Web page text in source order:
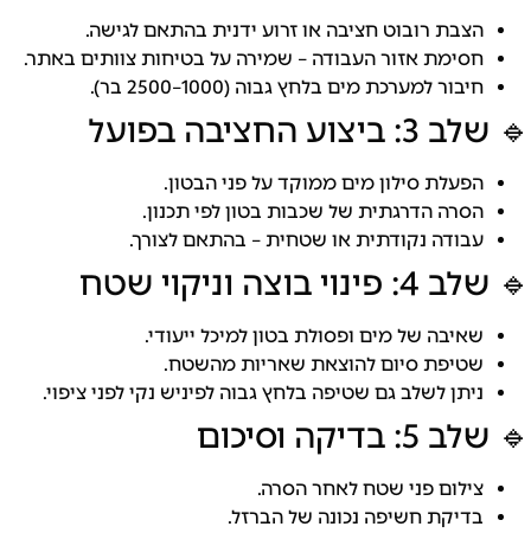
הצבת רובוט חציבה או זרוע ידנית בהתאם לגישה.
חסימת אזור העבודה – שמירה על בטיחות צוותים באתר.
חיבור למערכת מים בלחץ גבוה (1000–2500 בר).
החציבה בפועל
הפעלת סילון מים ממוקד על פני הבטון.
הסרה הדרגתית של שכבות בטון לפי תכנון.
עבודה נקודתית או שטחית – בהתאם לצורך.
וניקוי שטח
שאיבה של מים ופסולת בטון למיכל ייעודי.
שטיפת סיום להוצאת שאריות מהשטח.
ניתן לשלב גם שטיפה בלחץ גבוה לפיניש נקי לפני ציפוי.
וסיכום
צילום פני שטח לאחר הסרה.
בדיקת חשיפה נכונה של הברזל.